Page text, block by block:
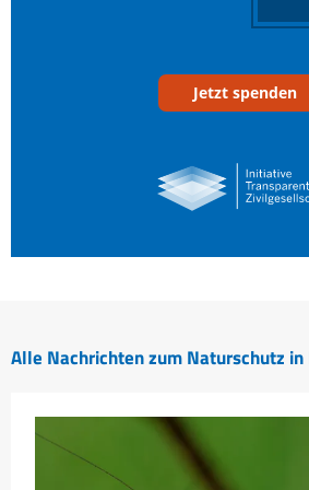
Jetzt spenden
Alle Nachrichten zum Naturschutz in